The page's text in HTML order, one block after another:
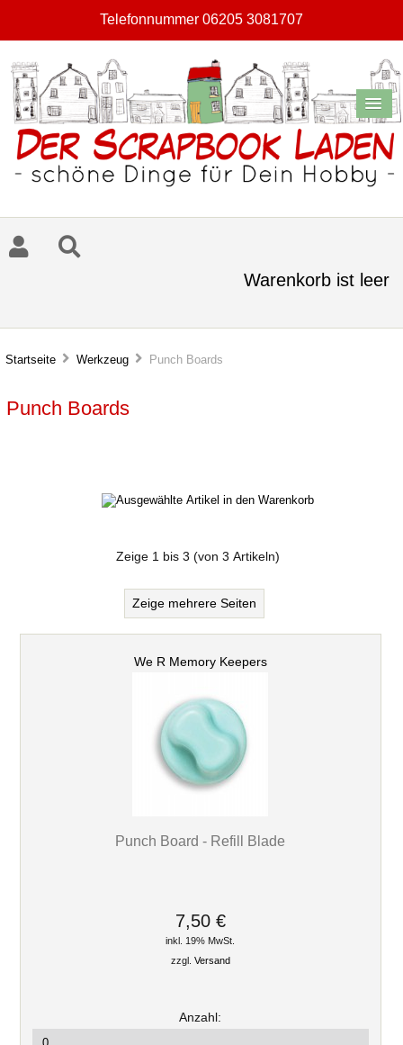
Telefonnummer 06205 3081707
Warenkorb ist leer
Startseite Werkzeug Punch Boards
Punch Boards
Zeige 1bis 3 (von 3 Artikeln)
Zeige mehrere Seiten
We R Memory Keepers
Punch Board - Refill Blade
7,50 €
inkl. 19% MwSt.
zzgl. Versand